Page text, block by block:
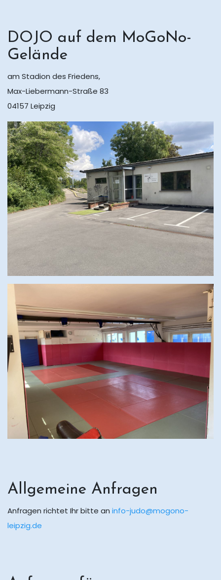
DOJO auf dem MoGoNo-
Gelände
am Stadion des Friedens,
Max-Liebermann-Straße 83
04157 Leipzig
Allgemeine Anfragen
Anfragen richtet Ihr bitte an info-judo@mogono-
leipzig.de